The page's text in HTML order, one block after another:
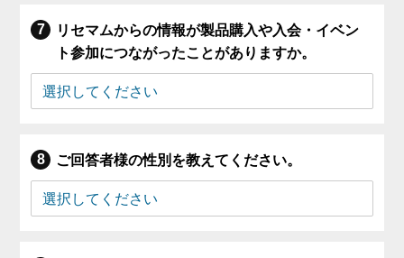
リセマムからの情報が製品購入や入会・イベン
ト参加につながったことがありますか。
ご回答者様の性別を教えてください。